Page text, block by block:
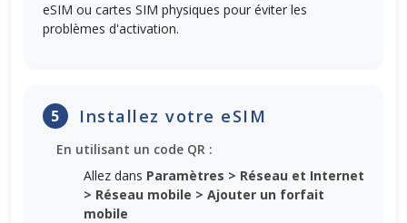
eSIM ou cartes SIM physiques pour éviter les
problèmes d'activation.
5 Installez votre eSIM
En utilisant un code QR :
Allez dans Paramètres > Réseau et Internet
> Réseau mobile > Ajouter un forfait
mobile